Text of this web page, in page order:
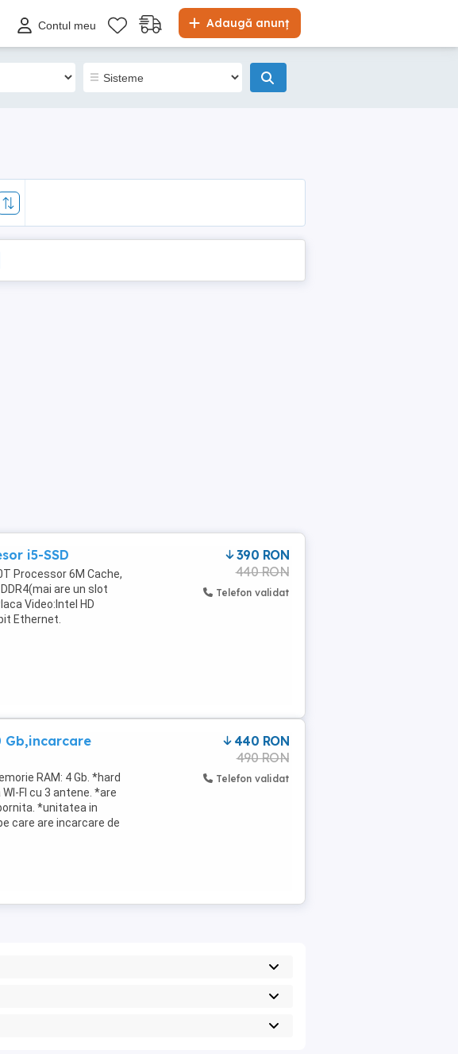
Adaugă anunț
Contul meu
i5-SSD
Processor 6M Cache,
are un slot
Video:Intel HD
Ethernet.
390 RON
440 RON
Telefon validat
Gb,incarcare
RAM: 4 Gb. *hard
FI cu 3 antene. *are
*unitatea in
care are incarcare de
440 RON
490 RON
Telefon validat